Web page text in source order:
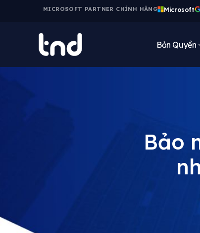
MICROSOFT PARTNER CHÍNH HÃNG Microsoft
Bản Quyền
Bảo